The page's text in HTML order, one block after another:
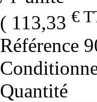
( 113,33 €
Référence
Quantité